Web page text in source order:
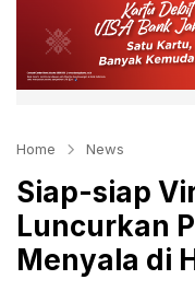
Home News
Siap-siap
Luncurkan
Menyala di